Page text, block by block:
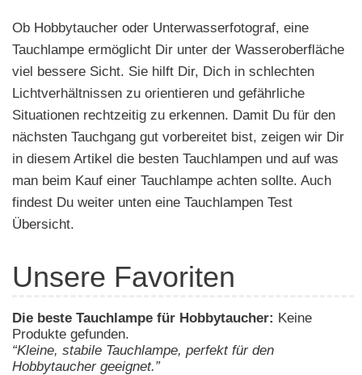
Ob Hobbytaucher oder Unterwasserfotograf, eine
Tauchlampe ermöglicht Dir unter der Wasseroberfläche
viel bessere Sicht. Sie hilft Dir, Dich in schlechten
Lichtverhältnissen zu orientieren und gefährliche
Situationen rechtzeitig zu erkennen. Damit Du für den
nächsten Tauchgang gut vorbereitet bist, zeigen wir Dir
in diesem Artikel die besten Tauchlampen und auf was
man beim Kauf einer Tauchlampe achten sollte. Auch
findest Du weiter unten eine Tauchlampen Test
Übersicht.
Unsere Favoriten
Die beste Tauchlampe für Hobbytaucher: Keine
Produkte gefunden.
“Kleine, stabile Tauchlampe, perfekt für den
Hobbytaucher geeignet.”